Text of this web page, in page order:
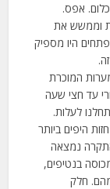
אפס.
וממשש את
היו מספיק
המוכרת
עד חצי שעה
לעלות.
היפים ביותר
מטר, בערך. התקרה נמצאה
בנטיפים,
חלק